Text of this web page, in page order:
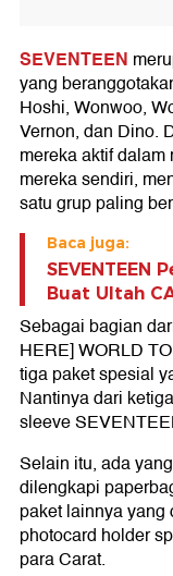
SEVENTEEN
yang
Hoshi, Wonwoo,
Vernon, dan Dino.
mereka aktif
mereka sendiri,
satu grup paling
Baca juga:
SEVENTEEN
Buat Ultah
Sebagai bagian
HERE] WORLD
tiga paket spesial
Nantinya dari
sleeve
Selain itu, ada
dilengkapi
paket lainnya
photocard holder
para Carat.